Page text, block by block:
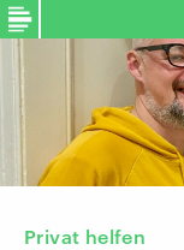
Privat helfen